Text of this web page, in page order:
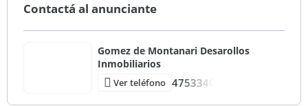
Contactá al anunciante
Gomez de Montanari Desarollos
Inmobiliarios
Ver teléfono 4753340